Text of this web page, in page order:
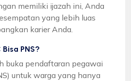
memiliki ijazah ini, Anda
yang lebih luas
karier Anda.
PNS?
buka pendaftaran pegawai
untuk warga yang hanya